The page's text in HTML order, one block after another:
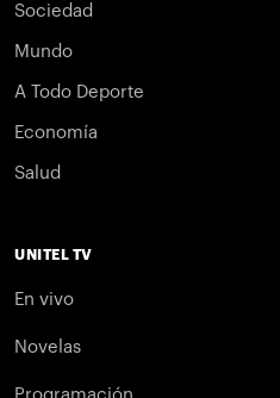
Sociedad
Mundo
A Todo Deporte
Economía
Salud
UNITEL TV
En vivo
Novelas